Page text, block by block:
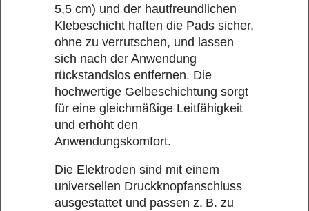
5,5 cm) und der hautfreundlichen
Klebeschicht haften die Pads sicher,
ohne zu verrutschen, und lassen
sich nach der Anwendung
rückstandslos entfernen. Die
hochwertige Gelbeschichtung sorgt
für eine gleichmäßige Leitfähigkeit
und erhöht den
Anwendungskomfort.
Die Elektroden sind mit einem
universellen Druckknopfanschluss
ausgestattet und passen z. B. zu